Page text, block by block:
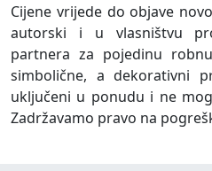
Cijene vrijede do objave
autorski i u vlasništvu
partnera za pojedinu
simbolične, a dekorativni
uključeni u ponudu i ne
Zadržavamo pravo na